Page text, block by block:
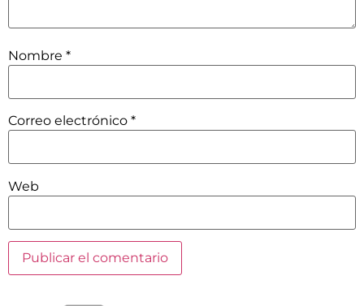
Nombre *
Correo electrónico *
Web